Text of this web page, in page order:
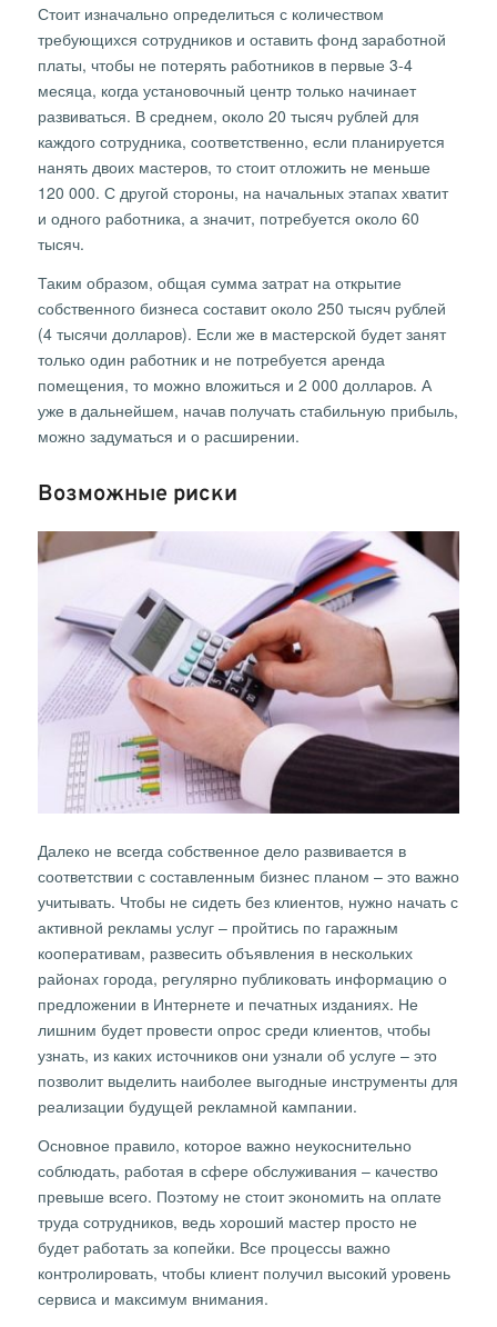
Стоит изначально определиться с количеством
требующихся сотрудников и оставить фонд заработной
платы, чтобы не потерять работников в первые 3-4
месяца, когда установочный центр только начинает
развиваться. В среднем, около 20 тысяч рублей для
каждого сотрудника, соответственно, если планируется
нанять двоих мастеров, то стоит отложить не меньше
120 000. С другой стороны, на начальных этапах хватит
и одного работника, а значит, потребуется около 60
тысяч.
Таким образом, общая сумма затрат на открытие
собственного бизнеса составит около 250 тысяч рублей
(4 тысячи долларов). Если же в мастерской будет занят
только один работник и не потребуется аренда
помещения, то можно вложиться и 2 000 долларов. А
уже в дальнейшем, начав получать стабильную прибыль,
можно задуматься и о расширении.
Возможные риски
Далеко не всегда собственное дело развивается в
соответствии с составленным бизнес планом – это важно
учитывать. Чтобы не сидеть без клиентов, нужно начать с
активной рекламы услуг – пройтись по гаражным
кооперативам, развесить объявления в нескольких
районах города, регулярно публиковать информацию о
предложении в Интернете и печатных изданиях. Не
лишним будет провести опрос среди клиентов, чтобы
узнать, из каких источников они узнали об услуге – это
позволит выделить наиболее выгодные инструменты для
реализации будущей рекламной кампании.
Основное правило, которое важно неукоснительно
соблюдать, работая в сфере обслуживания – качество
превыше всего. Поэтому не стоит экономить на оплате
труда сотрудников, ведь хороший мастер просто не
будет работать за копейки. Все процессы важно
контролировать, чтобы клиент получил высокий уровень
сервиса и максимум внимания.